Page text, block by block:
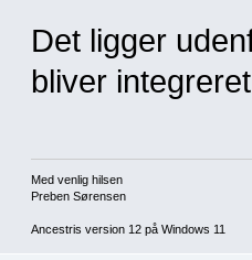
Det ligger
bliver
Med venlig hilsen
Preben Sørensen
Ancestris version 12 på Windows 11